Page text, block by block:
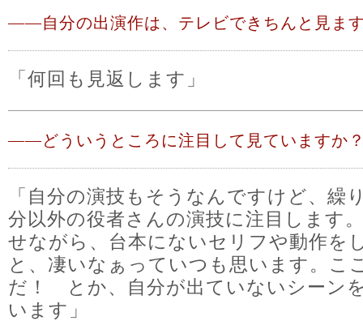
――自分の出演作は、テレビできちんと見ま
「何回も見返します」
――どういうところに注目して見ていますか
「自分の演技もそうなんですけど、繰
分以外の役者さんの演技に注目します
せながら、台本にないセリフや動作を
と、凄いなぁっていつも思います。こ
だ！ とか、自分が出ていないシーン
います」